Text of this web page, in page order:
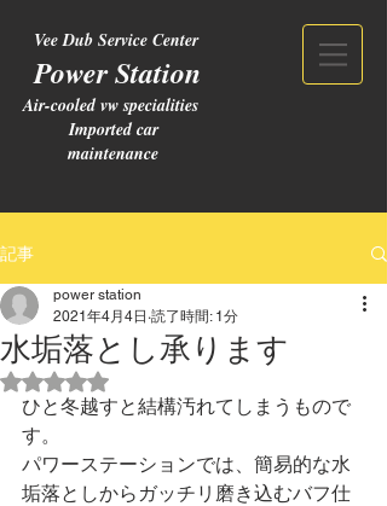
Vee Dub Service Center
Power Station
Air-cooled vw specialities
Imported car
maintenance
記事
水垢落とし承ります
power station
2021年4月4日 読了時間: 1分
5つ星のうちNaNと評価されています。
ひと冬越すと結構汚れてしまうもので
す。
パワーステーションでは、簡易的な水
垢落としからガッチリ磨き込むバフ仕